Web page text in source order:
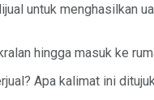
untuk menghasilkan
hingga masuk ke
Apa kalimat ini